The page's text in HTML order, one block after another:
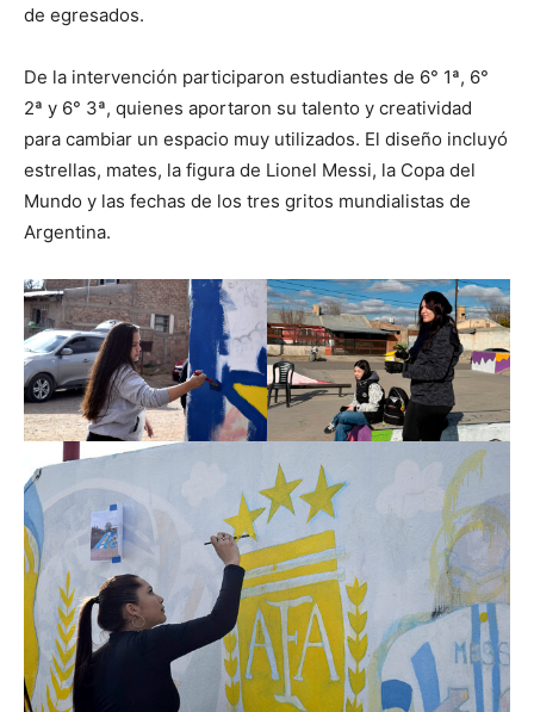
de egresados.
De la intervención participaron estudiantes de 6° 1ª, 6°
2ª y 6° 3ª, quienes aportaron su talento y creatividad
para cambiar un espacio muy utilizados. El diseño incluyó
estrellas, mates, la figura de Lionel Messi, la Copa del
Mundo y las fechas de los tres gritos mundialistas de
Argentina.